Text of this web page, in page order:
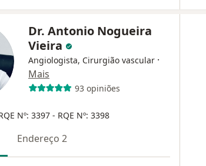
Dr. Antonio Nogueira
Vieira
Angiologista, Cirurgião vascular ·
Mais
93 opiniões
Nº: 3397 - RQE Nº: 3398
Endereço 2